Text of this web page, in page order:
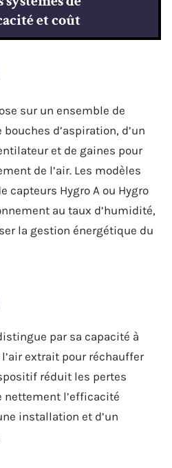
et coût
sur un ensemble de
bouches d’aspiration, d’un
et de gaines pour
de l’air. Les modèles
capteurs Hygro A ou Hygro
au taux d’humidité,
la gestion énergétique du
par sa capacité à
extrait pour réchauffer
réduit les pertes
l’efficacité
installation et d’un